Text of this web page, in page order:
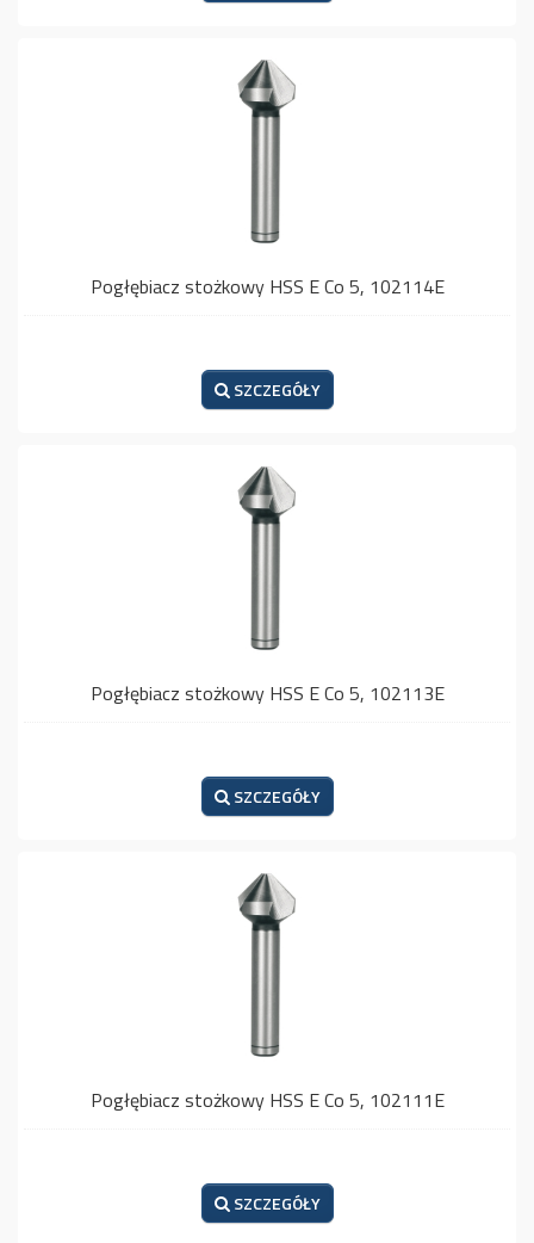
Pogłębiacz stożkowy HSS E Co 5, 102114E
SZCZEGÓŁY
Pogłębiacz stożkowy HSS E Co 5, 102113E
SZCZEGÓŁY
Pogłębiacz stożkowy HSS E Co 5, 102111E
SZCZEGÓŁY